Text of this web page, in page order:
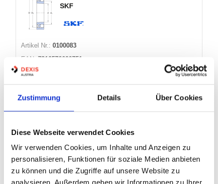
Zustimmung Details Über Cookies
Diese Webseite verwendet Cookies
Wir verwenden Cookies, um Inhalte und Anzeigen zu
personalisieren, Funktionen für soziale Medien anbieten
zu können und die Zugriffe auf unsere Website zu
analysieren. Außerdem geben wir Informationen zu Ihrer
SKF
Artikel Nr.: 0100083
EAN: 7316576620751
Marke:
Bezeichnung:
1309 EKTN9/C3 SKF
Innen Ø: 45mm
29 Varianten